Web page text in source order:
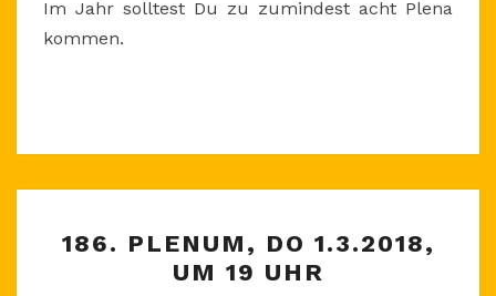
Im Jahr solltest Du zu zumindest acht Plena
kommen.
PLENUM,
DO
186. PLENUM, DO 1.3.2018,
UM 19 UHR